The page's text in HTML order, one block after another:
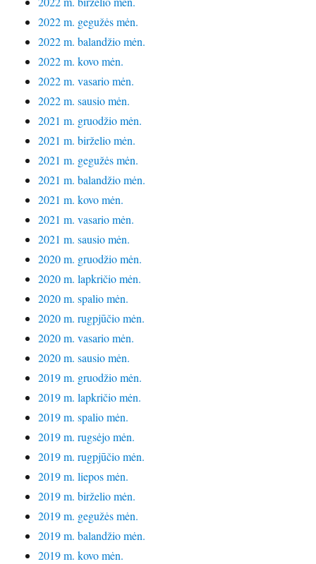
2022 m. gegužės mėn.
2022 m. balandžio mėn.
2022 m. kovo mėn.
2022 m. vasario mėn.
2022 m. sausio mėn.
2021 m. gruodžio mėn.
2021 m. birželio mėn.
2021 m. gegužės mėn.
2021 m. balandžio mėn.
2021 m. kovo mėn.
2021 m. vasario mėn.
2021 m. sausio mėn.
2020 m. gruodžio mėn.
2020 m. lapkričio mėn.
2020 m. spalio mėn.
2020 m. rugpjūčio mėn.
2020 m. vasario mėn.
2020 m. sausio mėn.
2019 m. gruodžio mėn.
2019 m. lapkričio mėn.
2019 m. spalio mėn.
2019 m. rugsėjo mėn.
2019 m. rugpjūčio mėn.
2019 m. liepos mėn.
2019 m. birželio mėn.
2019 m. gegužės mėn.
2019 m. balandžio mėn.
2019 m. kovo mėn.